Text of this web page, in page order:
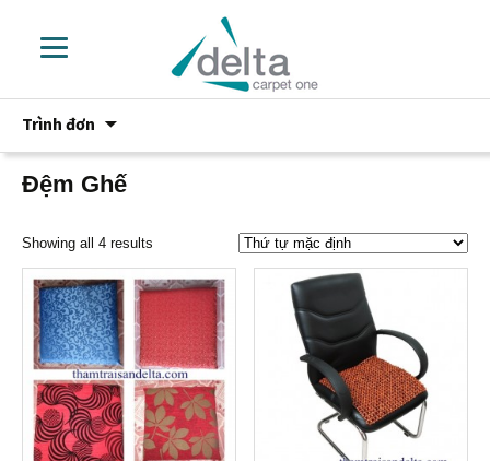
Trình đơn
phần
nội
dung
Đệm Ghế
Showing all 4 results